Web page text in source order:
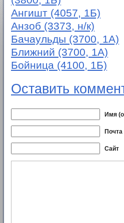
Ангишт (4057, 1Б)
Анзоб (3373, н/к)
Бачаульды (3700, 1А)
Ближний (3700, 1А)
Бойница (4100, 1Б)
Оставить
Имя
Почта
Сайт